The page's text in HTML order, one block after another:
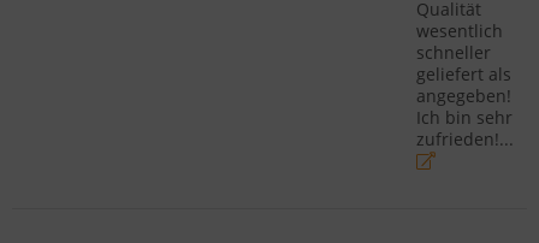
Qualität
wesentlich
schneller
geliefert als
angegeben!
Ich bin sehr
zufrieden!...